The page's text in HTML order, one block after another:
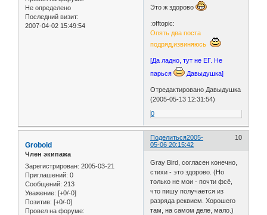
Не определено
Последний визит:
2007-04-02 15:49:54
Это ж здорово
:offtopic:
Опять два поста
подряд,извиняюсь
[Да ладно, тут не ЕГ. Не
парься
Давыдушка]
Отредактировано Давыдушка
(2005-05-13 12:31:54)
0
Поделиться 10
2005-
05-06 20:15:42
Groboid
Член экипажа
Зарегистрирован: 2005-03-21
Приглашений: 0
Сообщений: 213
Уважение: [+0/-0]
Позитив: [+0/-0]
Провел на форуме:
Gray Bird, согласен конечно,
стихи - это здорово. (Но
только не мои - почти фсё,
что пишу получается из
разряда реквием. Хорошего
там, на самом деле, мало.)